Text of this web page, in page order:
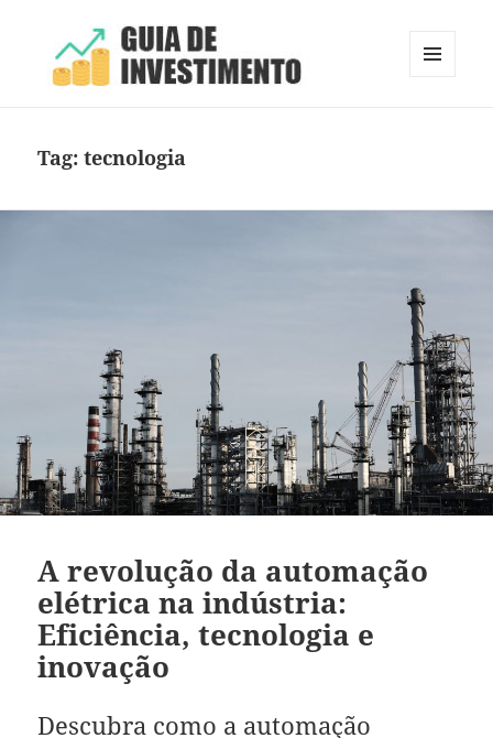
Tag:tecnologia
A revolução da automação
elétrica na indústria:
Eficiência, tecnologia e
inovação
Descubra como a automação